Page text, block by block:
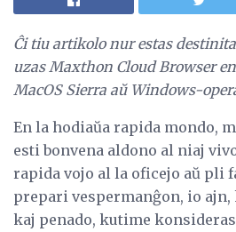
Ĉi tiu artikolo nur estas
uzas Maxthon Cloud Browser
MacOS Sierra aŭ Windows-
En la hodiaŭa rapida mondo,
esti bonvena aldono al niaj
rapida vojo al la oficejo aŭ pli
prepari vespermanĝon, io
kaj penado, kutime